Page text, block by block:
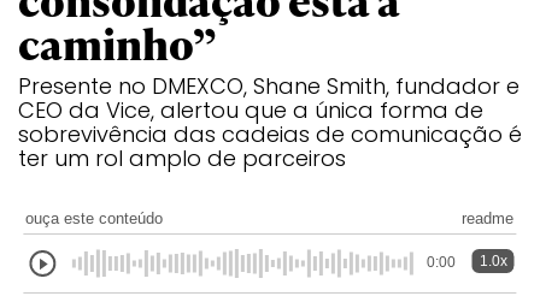
caminho”
Presente no DMEXCO, Shane Smith, fundador e
CEO da Vice, alertou que a única forma de
sobrevivência das cadeias de comunicação é
ter um rol amplo de parceiros
ouça este conteúdo readme
0:00 1.0x